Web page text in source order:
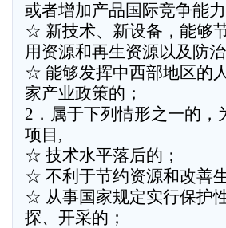
或者增加产品国际竞争能力
☆ 新技术、新设备，能够
用资源和再生资源以及防
☆ 能够发挥中西部地区的
家产业政策的；
2．属于下列情形之一的，
项目,
☆ 技术水平落后的；
☆ 不利于节约资源和改善
☆ 从事国家规定实行保护
探、开采的；